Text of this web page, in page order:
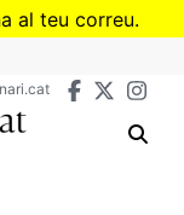
al teu correu.